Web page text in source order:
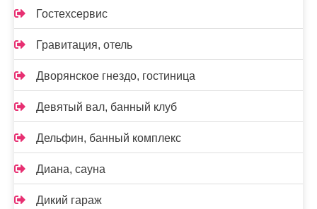
Гостехсервис
Гравитация, отель
Дворянское гнездо, гостиница
Девятый вал, банный клуб
Дельфин, банный комплекс
Диана, сауна
Дикий гараж